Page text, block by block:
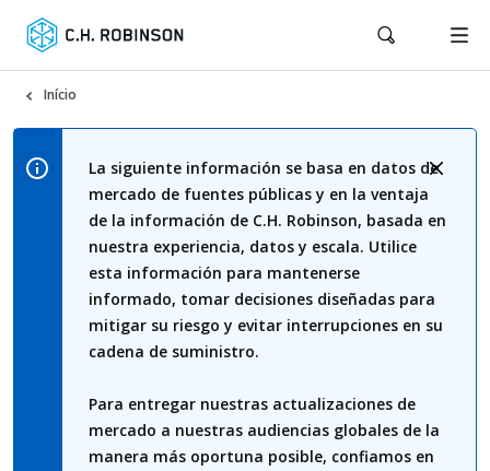
Início
La siguiente información se basa en datos de
mercado de fuentes públicas y en la ventaja
de la información de C.H. Robinson, basada en
nuestra experiencia, datos y escala. Utilice
esta información para mantenerse
informado, tomar decisiones diseñadas para
mitigar su riesgo y evitar interrupciones en su
cadena de suministro.
Para entregar nuestras actualizaciones de
mercado a nuestras audiencias globales de la
manera más oportuna posible, confiamos en